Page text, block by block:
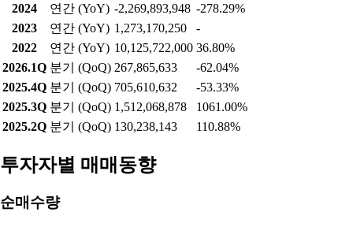
2024
연간 (YoY) -2,269,893,948 -278.29%
2023
연간 (YoY) 1,273,170,250
-
2022
연간 (YoY) 10,125,722,000 36.80%
2026.1Q 분기 (QoQ) 267,865,633
-62.04%
2025.4Q 분기 (QoQ) 705,610,632
-53.33%
2025.3Q 분기 (QoQ) 1,512,068,878
1061.00%
2025.2Q 분기 (QoQ) 130,238,143 110.88%
투자자별 매매동향
순매수량